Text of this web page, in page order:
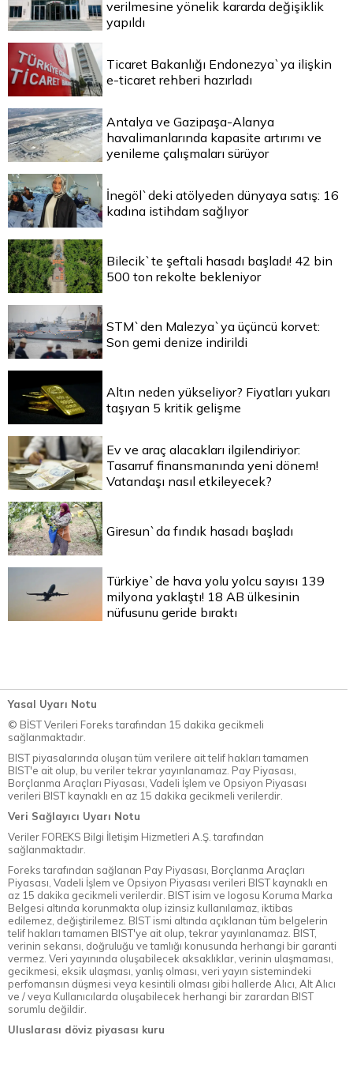
verilmesine yönelik kararda değişiklik
yapıldı
Ticaret Bakanlığı Endonezya`ya ilişkin
e-ticaret rehberi hazırladı
Antalya ve Gazipaşa-Alanya
havalimanlarında kapasite artırımı ve
yenileme çalışmaları sürüyor
İnegöl`deki atölyeden dünyaya satış: 16
kadına istihdam sağlıyor
Bilecik`te şeftali hasadı başladı! 42 bin
500 ton rekolte bekleniyor
STM`den Malezya`ya üçüncü korvet:
Son gemi denize indirildi
Altın neden yükseliyor? Fiyatları yukarı
taşıyan 5 kritik gelişme
Ev ve araç alacakları ilgilendiriyor:
Tasarruf finansmanında yeni dönem!
Vatandaşı nasıl etkileyecek?
Giresun`da fındık hasadı başladı
Türkiye`de hava yolu yolcu sayısı 139
milyona yaklaştı! 18 AB ülkesinin
nüfusunu geride bıraktı
Yasal Uyarı Notu
© BİST Verileri Foreks tarafından 15 dakika gecikmeli
sağlanmaktadır.
BIST piyasalarında oluşan tüm verilere ait telif hakları tamamen
BIST'e ait olup, bu veriler tekrar yayınlanamaz. Pay Piyasası,
Borçlanma Araçları Piyasası, Vadeli İşlem ve Opsiyon Piyasası
verileri BIST kaynaklı en az 15 dakika gecikmeli verilerdir.
Veri Sağlayıcı Uyarı Notu
Veriler FOREKS Bilgi İletişim Hizmetleri A.Ş. tarafından
sağlanmaktadır.
Foreks tarafından sağlanan Pay Piyasası, Borçlanma Araçları
Piyasası, Vadeli İşlem ve Opsiyon Piyasası verileri BIST kaynaklı en
az 15 dakika gecikmeli verilerdir. BIST isim ve logosu Koruma Marka
Belgesi altında korunmakta olup izinsiz kullanılamaz, iktibas
edilemez, değiştirilemez. BIST ismi altında açıklanan tüm belgelerin
telif hakları tamamen BIST'ye ait olup, tekrar yayınlanamaz. BIST,
verinin sekansı, doğruluğu ve tamlığı konusunda herhangi bir garanti
vermez. Veri yayınında oluşabilecek aksaklıklar, verinin ulaşmaması,
gecikmesi, eksik ulaşması, yanlış olması, veri yayın sistemindeki
perfomansın düşmesi veya kesintili olması gibi hallerde Alıcı, Alt Alıcı
ve / veya Kullanıcılarda oluşabilecek herhangi bir zarardan BIST
sorumlu değildir.
Uluslarası döviz piyasası kuru